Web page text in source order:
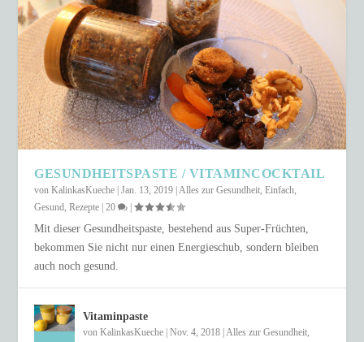
SCHNELLER COUSCOUS-SALAT IN NUR 15
MINUTEN
GESUNDHEITSPASTE / VITAMINCOCKTAIL
vonKalinkasKueche |Jan. 13, 2019 |Alles zur Gesundheit,Einfach,
Gesund,Rezepte |20 |
Mit dieser Gesundheitspaste, bestehend aus Super-Früchten,
bekommen Sie nicht nur einen Energieschub, sondern bleiben
auch noch gesund.
Vitaminpaste
vonKalinkasKueche |Nov. 4, 2018 |Alles zur Gesundheit,